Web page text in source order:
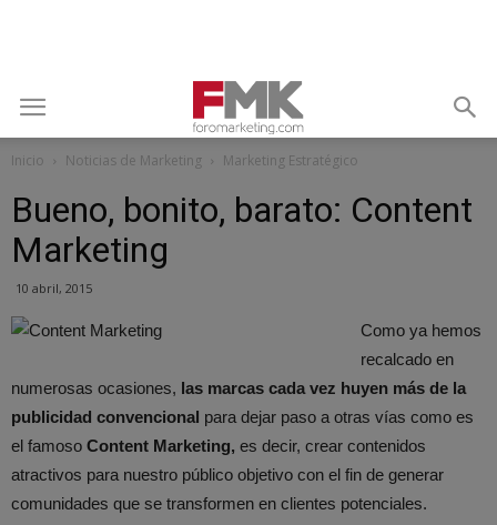
Inicio Noticias de Marketing Marketing Estratégico
Bueno, bonito, barato: Content
Marketing
10 abril, 2015
Como ya hemos
recalcado en
numerosas ocasiones, las marcas cada vez huyen más de la
publicidad convencional para dejar paso a otras vías como es
el famoso Content Marketing, es decir, crear contenidos
atractivos para nuestro público objetivo con el fin de generar
comunidades que se transformen en clientes potenciales.